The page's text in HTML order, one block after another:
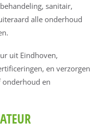
sanitair,
alle onderhoud
uit Eindhoven,
en verzorgen
onderhoud en